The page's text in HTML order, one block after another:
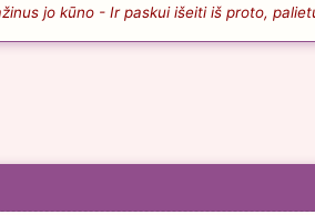
jo kūno - Ir paskui išeiti iš proto,